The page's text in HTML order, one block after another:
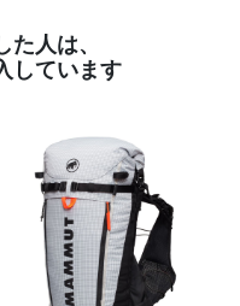
人は、
しています